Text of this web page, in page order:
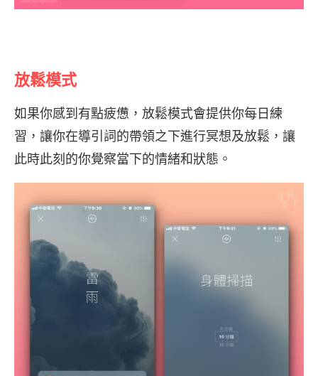
放鬆模式
如果你感到有點疲憊，放鬆模式會提供你每日練
習，讓你在導引詞的帶領之下進行冥想及放鬆，讓
此時此刻的你覺察當下的情緒和狀態。